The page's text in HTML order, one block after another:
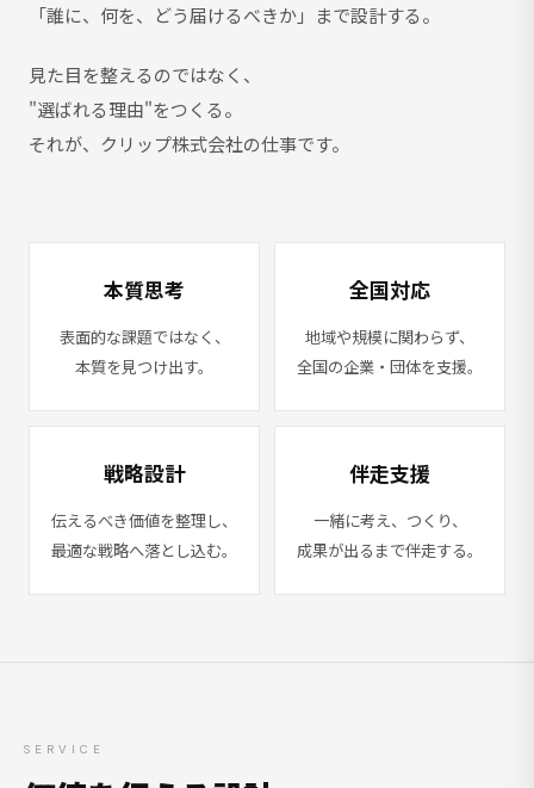
「誰に、何を、どう届けるべきか」まで設計する。
見た目を整えるのではなく、
"選ばれる理由"をつくる。
それが、クリップ株式会社の仕事です。
本質思考
表面的な課題ではなく、
本質を見つけ出す。
全国対応
地域や規模に関わらず、
全国の企業・団体を支援。
戦略設計
伝えるべき価値を整理し、
最適な戦略へ落とし込む。
伴走支援
一緒に考え、つくり、
成果が出るまで伴走する。
SERVICE